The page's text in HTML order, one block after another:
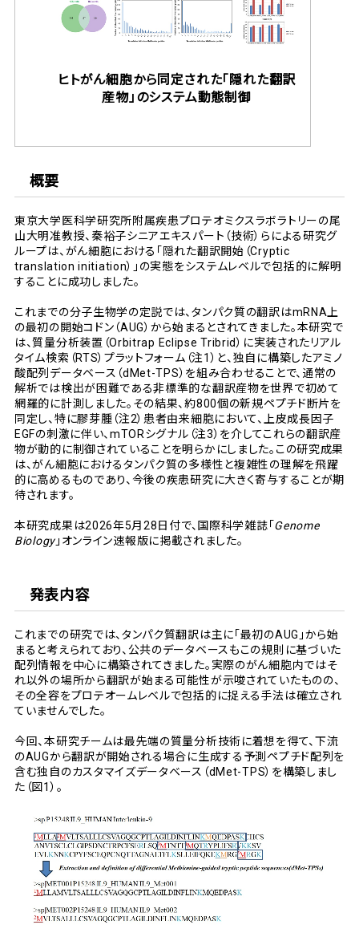
ヒトがん細胞から同定された「隠れた翻訳
産物」のシステム動態制御
概要
東京大学医科学研究所附属疾患プロテオミクスラボラトリーの尾
山大明准教授、秦裕子シニアエキスパート（技術）らによる研究グ
ループは、がん細胞における「隠れた翻訳開始（Cryptic
translation initiation）」の実態をシステムレベルで包括的に解明
することに成功しました。
これまでの分子生物学の定説では、タンパク質の翻訳はmRNA上
の最初の開始コドン（AUG）から始まるとされてきました。本研究で
は、質量分析装置（Orbitrap Eclipse Tribrid）に実装されたリアル
タイム検索（RTS）プラットフォーム（注1）と、独自に構築したアミノ
酸配列データベース（dMet-TPS）を組み合わせることで、通常の
解析では検出が困難である非標準的な翻訳産物を世界で初めて
網羅的に計測しました。その結果、約800個の新規ペプチド断片を
同定し、特に膠芽腫（注2）患者由来細胞において、上皮成長因子
EGFの刺激に伴い、mTORシグナル（注3）を介してこれらの翻訳産
物が動的に制御されていることを明らかにしました。この研究成果
は、がん細胞におけるタンパク質の多様性と複雑性の理解を飛躍
的に高めるものであり、今後の疾患研究に大きく寄与することが期
待されます。
本研究成果は2026年5月28日付で、国際科学雑誌「 Genome
Biology」オンライン速報版に掲載されました。
発表内容
これまでの研究では、タンパク質翻訳は主に「最初のAUG」から始
まると考えられており、公共のデータベースもこの規則に基づいた
配列情報を中心に構築されてきました。実際のがん細胞内ではそ
れ以外の場所から翻訳が始まる可能性が示唆されていたものの、
その全容をプロテオームレベルで包括的に捉える手法は確立され
ていませんでした。
今回、本研究チームは最先端の質量分析技術に着想を得て、下流
のAUGから翻訳が開始される場合に生成する予測ペプチド配列を
含む独自のカスタマイズデータベース（dMet-TPS）を構築しまし
た（図1）。